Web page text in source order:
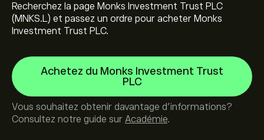
Recherchez la page Monks Investment Trust PLC
(MNKS.L) et passez un ordre pour acheter Monks
Investment Trust PLC.
Achetez du Monks Investment Trust
PLC
Vous souhaitez obtenir davantage d'informations?
Consultez notre guide sur Académie.